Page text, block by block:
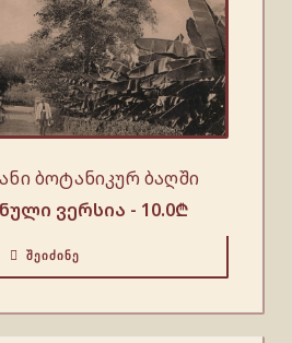
ბოტანიკურ ბაღში
ვერსია - 10.0₾
ᲨᲔᲘᲫᲘᲜᲔ